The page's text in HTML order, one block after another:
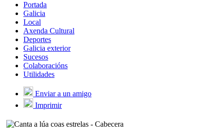
Portada
Galicia
Local
Axenda Cultural
Deportes
Galicia exterior
Sucesos
Colaboracións
Utilidades
Enviar a un amigo
Imprimir